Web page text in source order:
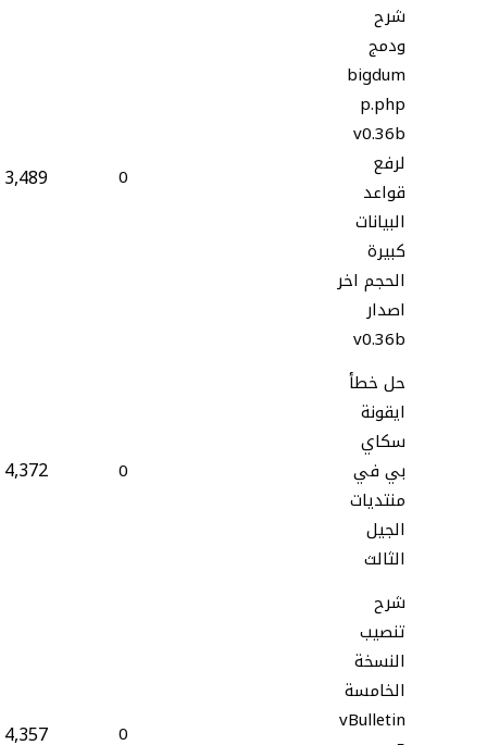
شرح
ودمج
bigdum
p.php
v0.36b
لرفع
قواعد
البيانات
كبيرة
الحجم اخر
اصدار
v0.36b
0
3,489
حل خطأ
ايقونة
سكاي
بي في
منتديات
الجيل
الثالث
0
4,372
شرح
تنصيب
النسخة
الخامسة
vBulletin
0
4,357